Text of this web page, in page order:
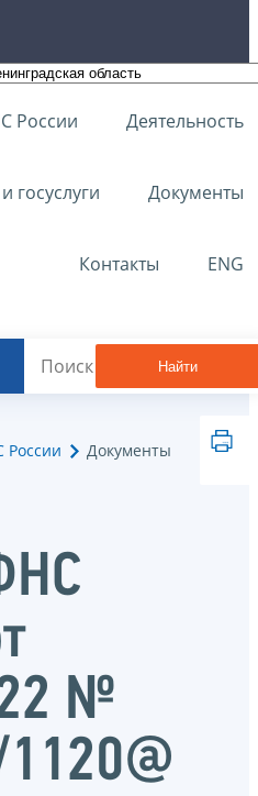
России Деятельность
госуслуги Документы
Контакты ENG
Найти
Документы
№